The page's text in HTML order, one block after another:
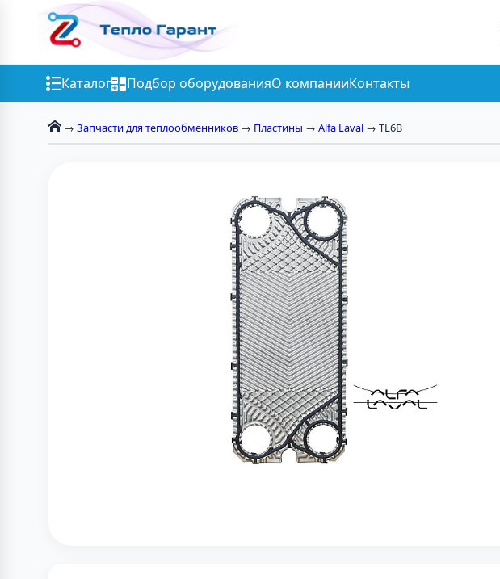
Каталог Подбор оборудованияО компанииКонтакты
→ Запчасти для теплообменников → Пластины → Alfa Laval → TL6B